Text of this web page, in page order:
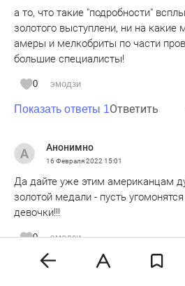
а то, что такие "подробности"
золотого выступлени, ни на какие
амеры и мелкобриты по части
большие специалисты!
0 эмодзи
Показать ответы 1Ответить
Анонимно
16 Февраля 2022 15:01
Да дайте уже этим американцам
золотой медали - пусть
девочки!!!
0 эмодзи
Показать ответы 1Ответить